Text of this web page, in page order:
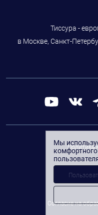
Тиссура -
в Москве, Санкт-
Политика
Согласие на
Мы